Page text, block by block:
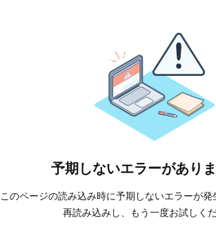
予期しないエラーがありま
このページの読み込み時に予期しないエラーが
再読み込みし、もう一度お試しくだ